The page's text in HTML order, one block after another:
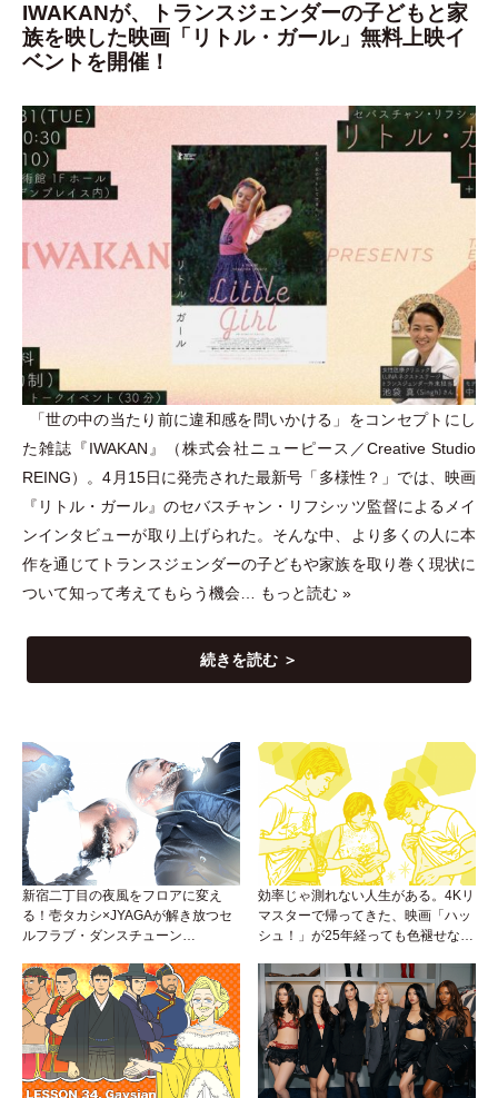
IWAKANが、トランスジェンダーの子どもと家
族を映した映画「リトル・ガール」無料上映イ
ベントを開催！
「世の中の当たり前に違和感を問いかける 」 をコンセプトにし
た雑誌『IWAKAN』
（株式会社ニューピース／Creative Studio
REING） 。4月15日に発売された最新号 「 多様性？ 」 では、映画
『リトル ・ ガール』のセバスチャン ・ リフシッツ監督によるメイ
ンインタビューが取り上げられた。そんな中、より多くの人に本
作を通じてトランスジェンダーの子どもや家族を取り巻く現状に
ついて知って考えてもらう機会… もっと読む »
続きを読む ＞
新宿二丁目の夜風をフロアに変え
る！壱タカシ×JYAGAが解き放つセ
ルフラブ・ダンスチューン
効率じゃ測れない人生がある。4Kリ
マスターで帰ってきた、映画「ハッ
シュ！」が25年経っても色褪せない